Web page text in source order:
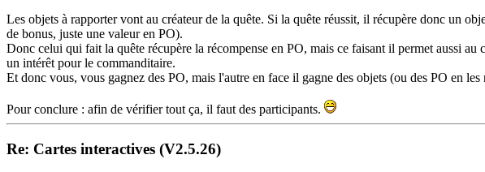
Les objets à rapporter vont au créateur de la quête. Si la quête réussit, il récupère donc un
de bonus, juste une valeur en PO).
Donc celui qui fait la quête récupère la récompense en PO, mais ce faisant il permet aussi
un intérêt pour le commanditaire.
Et donc vous, vous gagnez des PO, mais l'autre en face il gagne des objets (ou des PO en
Pour conclure : afin de vérifier tout ça, il faut des participants.
Re: Cartes interactives (V2.5.26)